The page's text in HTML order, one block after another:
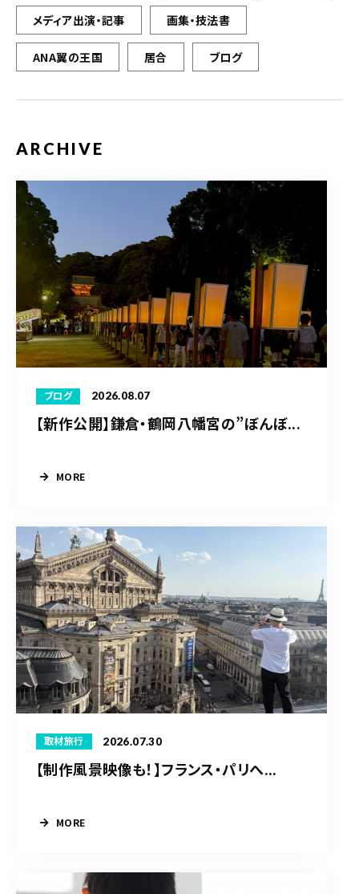
メディア出演・記事 画集・技法書
ANA翼の王国 居合 ブログ
ARCHIVE
ブログ 2026.08.07
【新作公開】鎌倉・鶴岡八幡宮の”ぼんぼ...
MORE
取材旅行 2026.07.30
【制作風景映像も！】フランス・パリへ...
MORE